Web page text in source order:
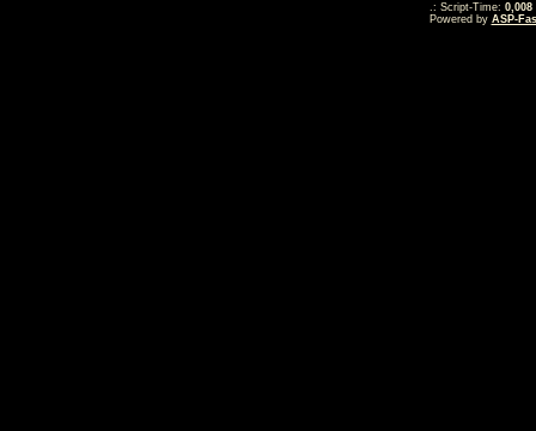
.: Script-Time: 0,008
Powered by ASP-